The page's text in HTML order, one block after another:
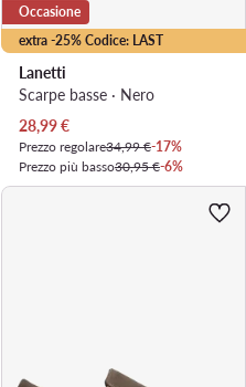
extra -25% Codice: LAST
Occasione
Lanetti
Scarpe basse · Nero
Prezzo attuale
28,99€
Prezzo regolare34,99 €-17%
Prezzo più basso30,95 €-6%